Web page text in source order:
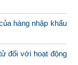
hàng nhập khẩu
đối với hoạt động